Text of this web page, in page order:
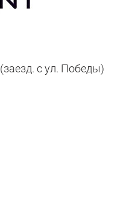
(заезд. с ул. Победы)